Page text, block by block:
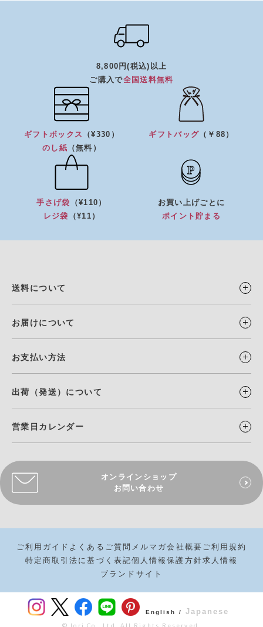
8,800円(税込)以上
ご購入で全国送料無料
ギフトボックス
（¥330）
のし紙 （無料）
ギフトバッグ （￥88）
手さげ袋
（¥110）
レジ袋
（¥11）
お買い上げごとに
ポイント貯まる
送料について
お届けについて
お支払い方法
出荷（発送）について
営業日カレンダー
オンラインショップ
お問い合わせ
ご利用ガイド よくあるご質問 メルマガ会社概要 ご利用規約
特定商取引法に基づく表記個人情報保護方針求人情報
ブランドサイト
English / Japanese
© Iori Co., Ltd. All Rights Reserved.